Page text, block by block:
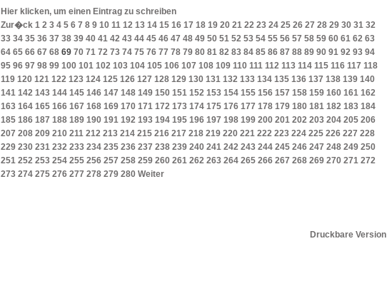
Hier klicken, um einen Eintrag zu schreiben
Zur�ck 1 2 3 4 5 6 7 8 9 10 11 12 13 14 15 16 17 18 19 20 21 22 23 24 25 26 27 28 29 30 31 32
33 34 35 36 37 38 39 40 41 42 43 44 45 46 47 48 49 50 51 52 53 54 55 56 57 58 59 60 61 62 63
64 65 66 67 68 69 70 71 72 73 74 75 76 77 78 79 80 81 82 83 84 85 86 87 88 89 90 91 92 93 94
95 96 97 98 99 100 101 102 103 104 105 106 107 108 109 110 111 112 113 114 115 116 117 118
119 120 121 122 123 124 125 126 127 128 129 130 131 132 133 134 135 136 137 138 139 140
141 142 143 144 145 146 147 148 149 150 151 152 153 154 155 156 157 158 159 160 161 162
163 164 165 166 167 168 169 170 171 172 173 174 175 176 177 178 179 180 181 182 183 184
185 186 187 188 189 190 191 192 193 194 195 196 197 198 199 200 201 202 203 204 205 206
207 208 209 210 211 212 213 214 215 216 217 218 219 220 221 222 223 224 225 226 227 228
229 230 231 232 233 234 235 236 237 238 239 240 241 242 243 244 245 246 247 248 249 250
251 252 253 254 255 256 257 258 259 260 261 262 263 264 265 266 267 268 269 270 271 272
273 274 275 276 277 278 279 280 Weiter
Druckbare Version